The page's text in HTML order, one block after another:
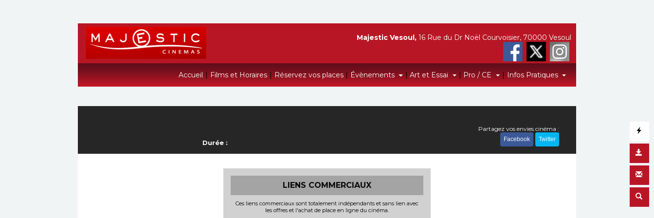
Accueil | Films et Horaires | Réservez vos places | Évènements | Art et Essai | Pro / CE | Infos Pratiques
Majestic Vesoul, 16 Rue du Dr Noël Courvoisier, 70000 Vesoul
Durée :
Partagez vos envies cinéma :
Facebook Twitter
LIENS COMMERCIAUX
Ces liens commerciaux sont totalement indépendants et sans lien avec
les offres et l'achat de place en ligne du cinéma.